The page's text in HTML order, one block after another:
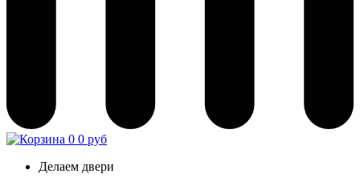
0 0 руб
Делаем двери